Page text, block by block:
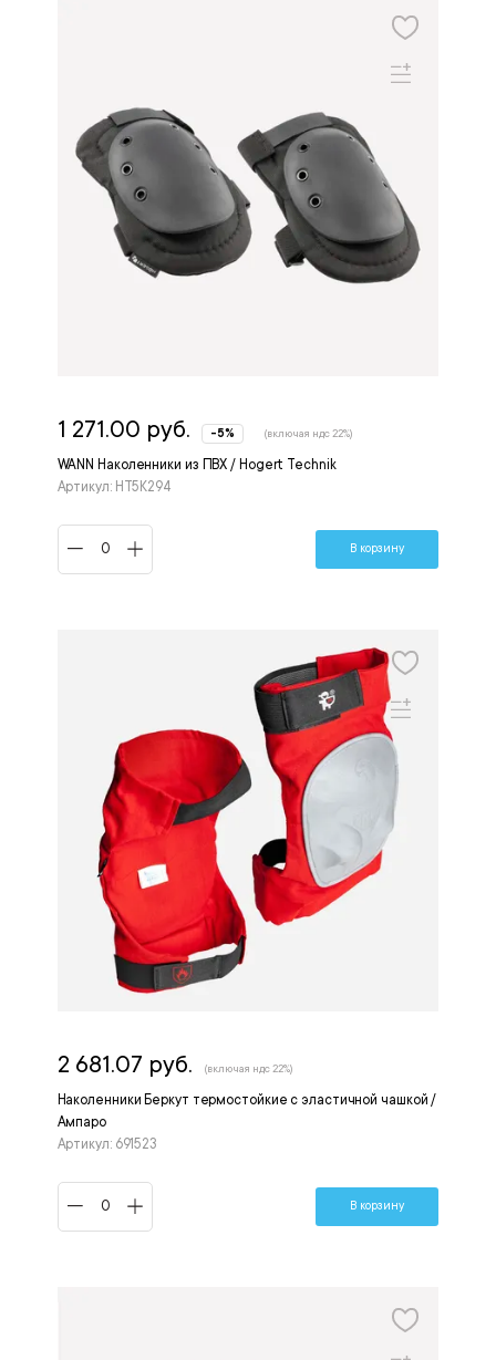
WANN Наколенники из ПВХ / Hogert Technik
Артикул: HT5K294
1 271.00 руб. -5% (включая ндс 22%)
В корзину
Наколенники Беркут термостойкие с эластичной чашкой /
Ампаро
Артикул: 691523
2 681.07 руб. (включая ндс 22%)
В корзину